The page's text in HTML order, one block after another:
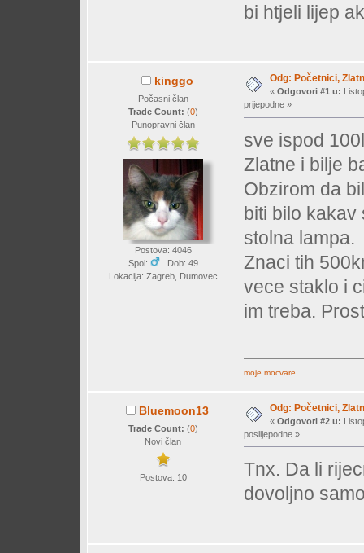
bi htjeli lijep
kinggo
Počasni član
Trade Count: (0)
Punopravni član
Postova: 4046
Spol:
Dob: 49
Lokacija: Zagreb, Dumovec
Odg: Početnici,
« Odgovori #1 u:
prijepodne »
sve ispod
Zlatne i bilje
Obzirom da
biti bilo kakav
stolna lampa.
Znaci tih
vece staklo i
im treba.
moje mocvare
Bluemoon13
Trade Count: (0)
Novi član
Postova: 10
Odg: Početnici,
« Odgovori #2 u:
poslijepodne »
Tnx. Da li
dovoljno